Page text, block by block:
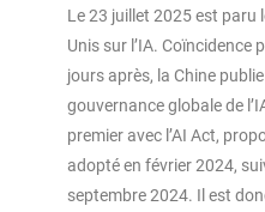
Le 23 juillet 2025 est paru
Unis sur l’IA.
jours après, la Chine
gouvernance globale de
premier avec l’AI Act,
adopté en février 2024,
septembre 2024. Il est